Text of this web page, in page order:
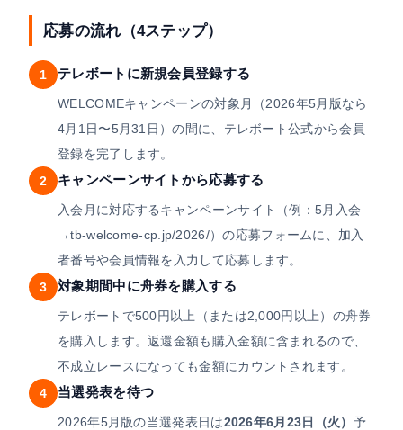
応募の流れ（4ステップ）
1 テレボートに新規会員登録する
WELCOMEキャンペーンの対象月（2026年5月版なら
4月1日〜5月31日）の間に、テレボート公式から会員
登録を完了します。
2
キャンペーンサイトから応募する
入会月に対応するキャンペーンサイト（例：5月入会
→tb-welcome-cp.jp/2026/）の応募フォームに、加入
者番号や会員情報を入力して応募します。
3
対象期間中に舟券を購入する
テレボートで500円以上（または2,000円以上）の舟券
を購入します。返還金額も購入金額に含まれるので、
不成立レースになっても金額にカウントされます。
4
当選発表を待つ
2026年5月版の当選発表日は2026年6月23日（火） 予